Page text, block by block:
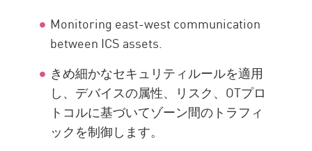
Monitoring east-west communication
between ICS assets.
きめ細かなセキュリティルールを適用
し、デバイスの属性、リスク、OTプロ
トコルに基づいてゾーン間のトラフィ
ックを制御します。